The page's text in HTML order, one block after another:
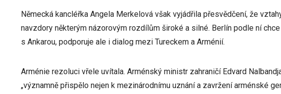
Německá kancléřka Angela Merkelová však vyjádřila přesvědčení, že
navzdory některým názorovým rozdílům široké a silné. Berlín podle ní
s Ankarou, podporuje ale i dialog mezi Tureckem a Arménií.
Arménie rezoluci vřele uvítala. Arménský ministr zahraničí Edvard
„významně přispělo nejen k mezinárodnímu uznání a zavržení arménské